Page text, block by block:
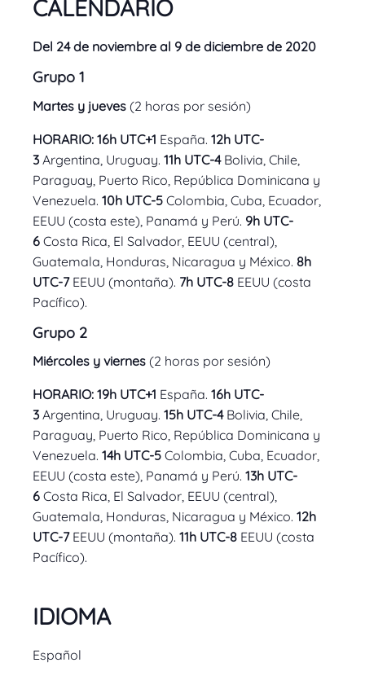
CALENDARIO
Del 24 de noviembre al 9 de diciembre de 2020
Grupo 1
Martes y jueves (2 horas por sesión)
HORARIO: 16h UTC+1 España. 12h UTC-
3Argentina, Uruguay. 11h UTC-4Bolivia, Chile,
Paraguay, Puerto Rico, República Dominicana y
Venezuela. 10h UTC-5 Colombia, Cuba, Ecuador,
EEUU (costa este), Panamá y Perú. 9h UTC-
6 Costa Rica, El Salvador, EEUU (central),
Guatemala, Honduras, Nicaragua y México. 8h
UTC-7EEUU (montaña). 7h UTC-8 EEUU (costa
Pacífico).
Grupo 2
Miércoles y viernes (2 horas por sesión)
HORARIO: 19h UTC+1 España. 16h UTC-
3Argentina, Uruguay. 15h UTC-4Bolivia, Chile,
Paraguay, Puerto Rico, República Dominicana y
Venezuela. 14h UTC-5 Colombia, Cuba, Ecuador,
EEUU (costa este), Panamá y Perú. 13h UTC-
6 Costa Rica, El Salvador, EEUU (central),
Guatemala, Honduras, Nicaragua y México. 12h
UTC-7EEUU (montaña). 11h UTC-8 EEUU (costa
Pacífico).
IDIOMA
Español